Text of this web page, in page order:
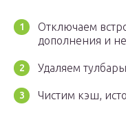
Отключаем
дополнения и
Удаляем тулбары
Чистим кэш,